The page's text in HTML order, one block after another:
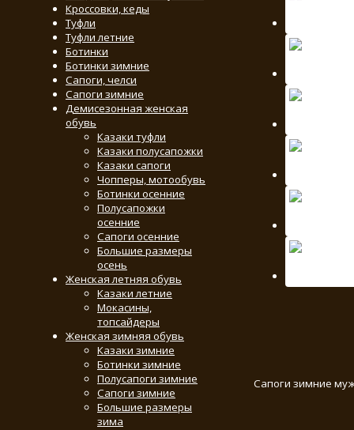
Кроссовки, кеды
Туфли
Туфли летние
Ботинки
Ботинки зимние
Сапоги, челси
Сапоги зимние
Демисезонная женская
обувь
Казаки туфли
Казаки полусапожки
Казаки сапоги
Чопперы, мотообувь
Ботинки осенние
Полусапожки
осенние
Сапоги осенние
Большие размеры
осень
Женская летняя обувь
Казаки летние
Мокасины,
топсайдеры
Женская зимняя обувь
Казаки зимние
Ботинки зимние
Полусапоги зимние
Сапоги зимние
Большие размеры
зима
Сапоги зимние